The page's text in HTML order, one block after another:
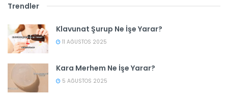
Trendler
Klavunat Şurup Ne İşe Yarar?
11 AĞUSTOS 2025
Kara Merhem Ne İşe Yarar?
5 AĞUSTOS 2025